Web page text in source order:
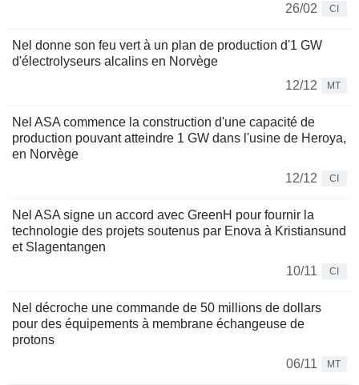
26/02
CI
Nel donne son feu vert à un plan de production d'1 GW
d'électrolyseurs alcalins en Norvège
12/12
MT
Nel ASA commence la construction d'une capacité de
production pouvant atteindre 1 GW dans l'usine de Heroya,
en Norvège
12/12
CI
Nel ASA signe un accord avec GreenH pour fournir la
technologie des projets soutenus par Enova à Kristiansund
et Slagentangen
10/11
CI
Nel décroche une commande de 50 millions de dollars
pour des équipements à membrane échangeuse de
protons
06/11
MT